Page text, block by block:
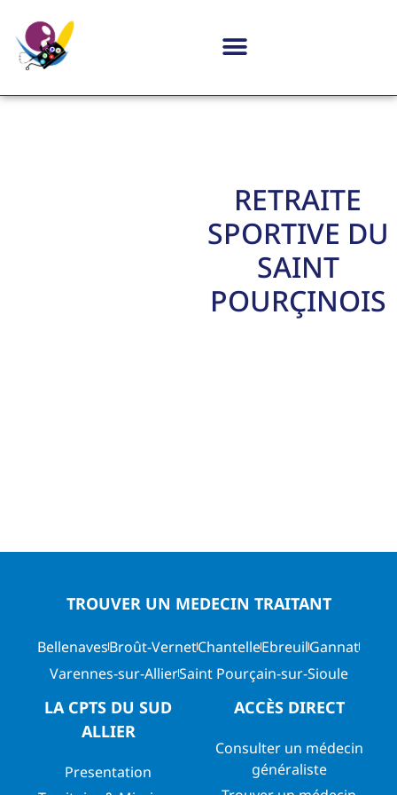
RETRAITE
SPORTIVE DU
SAINT
POURÇINOIS
TROUVER UN MEDECIN TRAITANT
BellenavesBroût-VernetChantelleEbreuilGannat
Varennes-sur-AllierSaint Pourçain-sur-Sioule
LA CPTS DU SUD
ALLIER
Presentation
ACCÈS DIRECT
Consulter un médecin
généraliste